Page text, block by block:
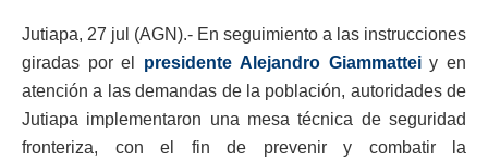
Jutiapa, 27 jul (AGN).- En seguimiento a las instrucciones
giradas por el presidente Alejandro Giammatteiy en
atención a las demandas de la población, autoridades de
Jutiapa implementaron una mesa técnica de seguridad
fronteriza, con el fin de prevenir y combatir la